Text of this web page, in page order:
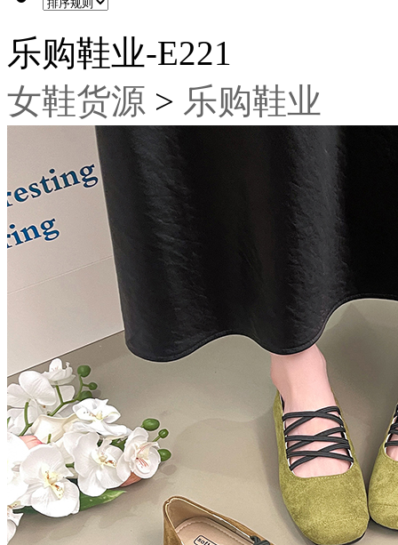
乐购鞋业-E221
女鞋货源 > 乐购鞋业